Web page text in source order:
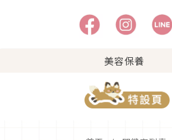
美容保養